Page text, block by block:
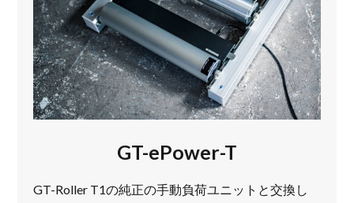
GT-ePower-T
GT-Roller T1の純正の手動負荷ユニットと交換し